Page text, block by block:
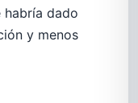
habría dado
y menos